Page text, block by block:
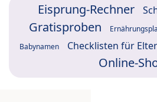
Eisprung-Rechner
Gratisproben
Babynamen Checklisten für
Online-